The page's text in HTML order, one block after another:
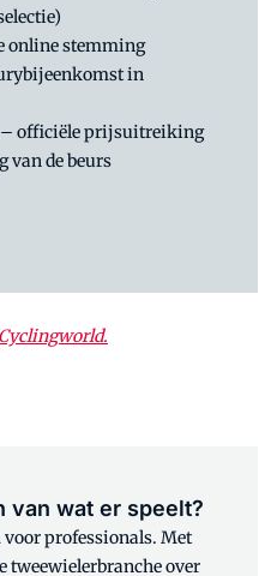
online stemming
in
– officiële prijsuitreiking
van de beurs
Cyclingworld.
van wat er speelt?
professionals. Met
tweewielerbranche over